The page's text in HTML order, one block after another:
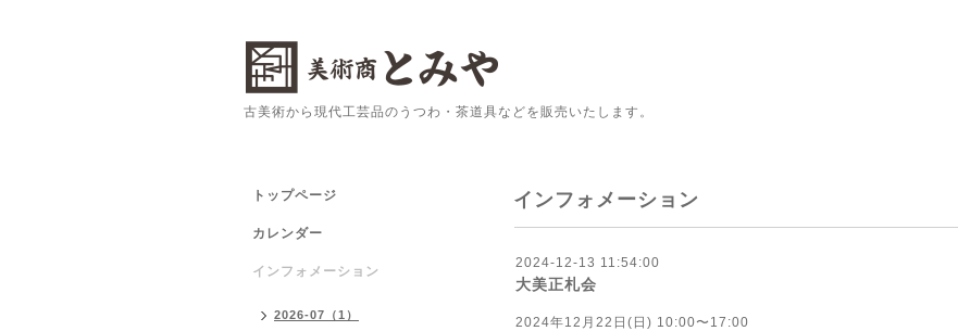
古美術から現代工芸品のうつわ・茶道具などを販売いたします。
インフォメーション
2024-12-13 11:54:00
大美正札会
2024年12月22日(日) 10:00〜17:00
トップページ
カレンダー
インフォメーション
2026-07（1）